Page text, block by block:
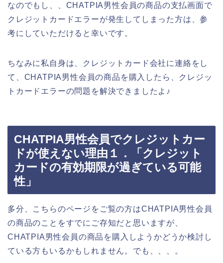
なのでもし、、CHATPIA男性会員の商品の支払画面で
クレジットカードエラーが発生してしまった方は、参
考にしていただけると幸いです。
ちなみに私自身は、クレジットカード会社に連絡をし
て、CHATPIA男性会員の商品を購入したら、クレジッ
トカードエラーの問題を解決できましたよ♪
CHATPIA男性会員でクレジットカー
ドが使えない理由１．「クレジット
カードの有効期限が過ぎている可能
性」
多分、こちらのページをご覧の方はCHATPIA男性会員
の商品のことをすでにご存知だと思いますが、
CHATPIA男性会員の商品を購入しようかどうか検討し
ている方もいるかもしれません。でも、、、。